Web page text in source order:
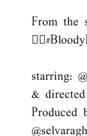
From the
❤️‍🔥
starring:
&
Produced